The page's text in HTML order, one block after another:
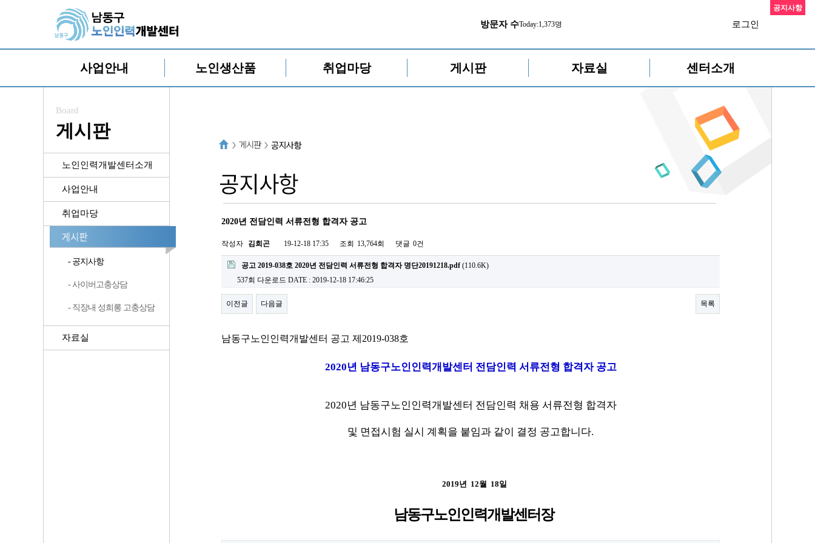
로그인
방문자 수Today:1,373명
사업안내 노인생산품 취업마당 게시판 자료실 센터소개
Board
게시판
노인인력개발센터소개
사업안내
취업마당
- 공지사항
- 사이버고충상담
- 직장내 성희롱 고충상담
자료실
공지사항
2020년 전담인력 서류전형 합격자 공고
작성자 김희곤 19-12-18 17:35 조회 13,764회 댓글 0건
공고 2019-038호 2020년 전담인력 서류전형 합격자 명단20191218.pdf(110.6K)
537회 다운로드 DATE : 2019-12-18 17:46:25
이전글 다음글 목록
남동구노인인력개발센터 공고 제2019-038호
2020년 남동구노인인력개발센터 전담인력 서류전형 합격자 공고
2020년 남동구노인인력개발센터 전담인력 채용 서류전형 합격자
및 면접시험 실시 계획을 붙임과 같이 결정 공고합니다.
2019년 12월 18일
남동구노인인력개발센터장